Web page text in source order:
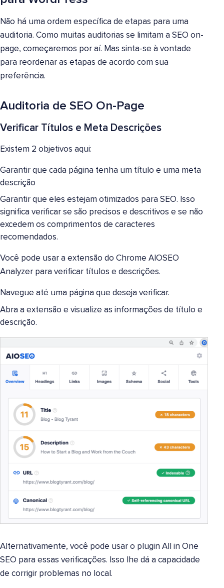
Não há uma ordem específica de etapas para uma
auditoria. Como muitas auditorias se limitam a SEO on-
page, começaremos por aí. Mas sinta-se à vontade
para reordenar as etapas de acordo com sua
preferência.
Auditoria de SEO On-Page
Verificar Títulos e Meta Descrições
Existem 2 objetivos aqui:
Garantir que cada página tenha um título e uma meta
descrição
Garantir que eles estejam otimizados para SEO. Isso
significa verificar se são precisos e descritivos e se não
excedem os comprimentos de caracteres
recomendados.
Você pode usar a extensão do Chrome AIOSEO
Analyzer para verificar títulos e descrições.
Navegue até uma página que deseja verificar.
Abra a extensão e visualize as informações de título e
descrição.
Alternativamente, você pode usar o plugin All in One
SEO para essas verificações. Isso lhe dá a capacidade
de corrigir problemas no local.